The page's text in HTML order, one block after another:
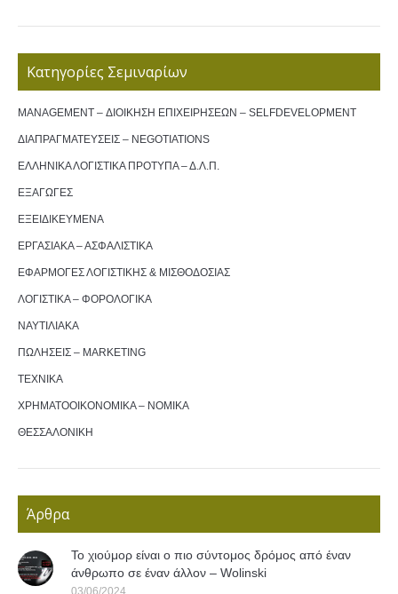
Κατηγορίες Σεμιναρίων
MANAGEMENT – ΔΙΟΙΚΗΣΗ ΕΠΙΧΕΙΡΗΣΕΩΝ – SELFDEVELOPMENT
ΔΙΑΠΡΑΓΜΑΤΕΥΣΕΙΣ – NEGOTIATIONS
ΕΛΛΗΝΙΚΑ ΛΟΓΙΣΤΙΚΑ ΠΡΟΤΥΠΑ – Δ.Λ.Π.
ΕΞΑΓΩΓΕΣ
ΕΞΕΙΔΙΚΕΥΜΕΝΑ
ΕΡΓΑΣΙΑΚΑ – ΑΣΦΑΛΙΣΤΙΚΑ
ΕΦΑΡΜΟΓΕΣ ΛΟΓΙΣΤΙΚΗΣ & ΜΙΣΘΟΔΟΣΙΑΣ
ΛΟΓΙΣΤΙΚΑ – ΦΟΡΟΛΟΓΙΚΑ
ΝΑΥΤΙΛΙΑΚΑ
ΠΩΛΗΣΕΙΣ – MARKETING
ΤΕΧΝΙΚΑ
ΧΡΗΜΑΤΟΟΙΚΟΝΟΜΙΚΑ – ΝΟΜΙΚΑ
ΘΕΣΣΑΛΟΝΙΚΗ
Άρθρα
Το χιούμορ είναι ο πιο σύντομος δρόμος από έναν
άνθρωπο σε έναν άλλον – Wolinski
03/06/2024